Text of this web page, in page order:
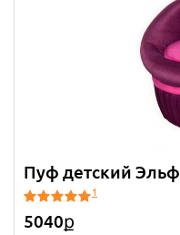
Пуф детский Эльф
1
5040ք